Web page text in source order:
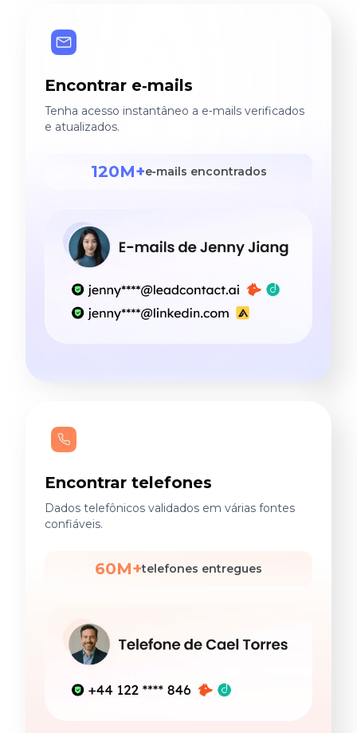
Encontrar e‑mails
Tenha acesso instantâneo a e‑mails verificados
e atualizados.
120M+e‑mails encontrados
Encontrar telefones
Dados telefônicos validados em várias fontes
confiáveis.
60M+telefones entregues